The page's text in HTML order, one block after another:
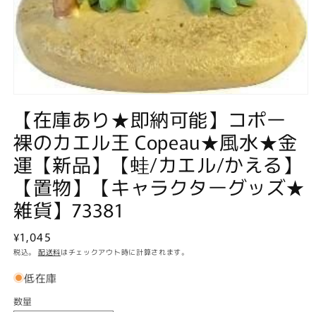
ル
で
メ
デ
ア
(1)
開
く
【在庫あり★即納可能】コポー
裸のカエル王 Copeau★風水★金
運【新品】【蛙/カエル/かえる】
【置物】【キャラクターグッズ★
雑貨】73381
通
常
価
格
¥1,045
税込。 配送料はチェックアウト時に計算されます。
低在庫
数
数量